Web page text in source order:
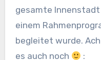
gesamte
einem
begleitet wurde.
es auch noch
: